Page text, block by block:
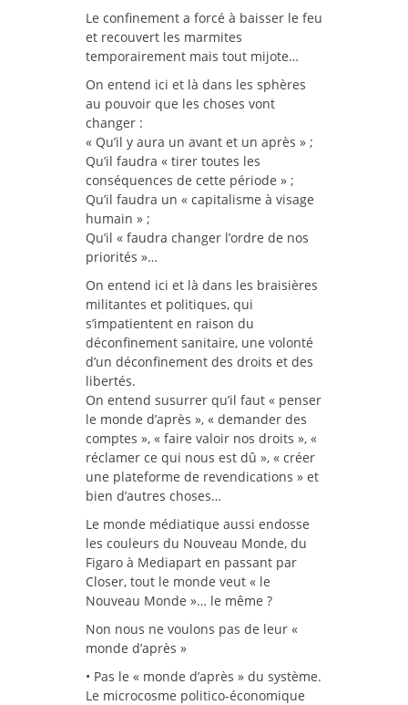
Le confinement a forcé à baisser le feu
et recouvert les marmites
temporairement mais tout mijote…
On entend ici et là dans les sphères
au pouvoir que les choses vont
changer :
« Qu’il y aura un avant et un après » ;
Qu’il faudra « tirer toutes les
conséquences de cette période » ;
Qu’il faudra un « capitalisme à visage
humain » ;
Qu’il « faudra changer l’ordre de nos
priorités »…
On entend ici et là dans les braisières
militantes et politiques, qui
s’impatientent en raison du
déconfinement sanitaire, une volonté
d’un déconfinement des droits et des
libertés.
On entend susurrer qu’il faut « penser
le monde d’après », « demander des
comptes », « faire valoir nos droits », «
réclamer ce qui nous est dû », « créer
une plateforme de revendications » et
bien d’autres choses…
Le monde médiatique aussi endosse
les couleurs du Nouveau Monde, du
Figaro à Mediapart en passant par
Closer, tout le monde veut « le
Nouveau Monde »… le même ?
Non nous ne voulons pas de leur «
monde d’après »
• Pas le « monde d’après » du système.
Le microcosme politico-économique